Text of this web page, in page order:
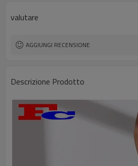
Etichetta e tag
valutare
AGGIUNGI RECENSIONE
Descrizione Prodotto